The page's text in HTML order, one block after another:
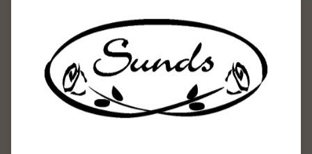
Sunds Trädgårdscenter
Öppet